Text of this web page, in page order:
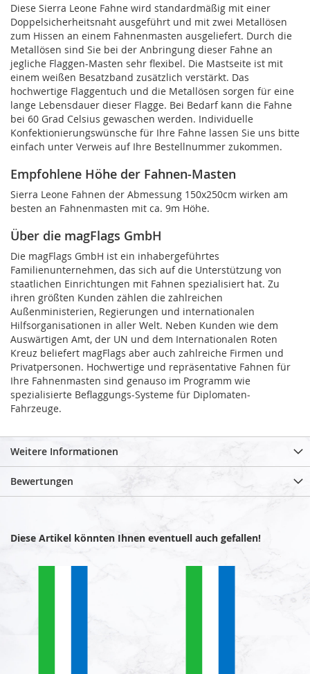
Diese Sierra Leone Fahne wird standardmäßig mit einer
Doppelsicherheitsnaht ausgeführt und mit zwei Metallösen
zum Hissen an einem Fahnenmasten ausgeliefert. Durch die
Metallösen sind Sie bei der Anbringung dieser Fahne an
jegliche Flaggen-Masten sehr flexibel. Die Mastseite ist mit
einem weißen Besatzband zusätzlich verstärkt. Das
hochwertige Flaggentuch und die Metallösen sorgen für eine
lange Lebensdauer dieser Flagge. Bei Bedarf kann die Fahne
bei 60 Grad Celsius gewaschen werden. Individuelle
Konfektionierungswünsche für Ihre Fahne lassen Sie uns bitte
einfach unter Verweis auf Ihre Bestellnummer zukommen.
Empfohlene Höhe der Fahnen-Masten
Sierra Leone Fahnen der Abmessung 150x250cm wirken am
besten an Fahnenmasten mit ca. 9m Höhe.
Über die magFlags GmbH
Die magFlags GmbH ist ein inhabergeführtes
Familienunternehmen, das sich auf die Unterstützung von
staatlichen Einrichtungen mit Fahnen spezialisiert hat. Zu
ihren größten Kunden zählen die zahlreichen
Außenministerien, Regierungen und internationalen
Hilfsorganisationen in aller Welt. Neben Kunden wie dem
Auswärtigen Amt, der UN und dem Internationalen Roten
Kreuz beliefert magFlags aber auch zahlreiche Firmen und
Privatpersonen. Hochwertige und repräsentative Fahnen für
Ihre Fahnenmasten sind genauso im Programm wie
spezialisierte Beflaggungs-Systeme für Diplomaten-
Fahrzeuge.
Weitere Informationen
Bewertungen
Diese Artikel könnten Ihnen eventuell auch gefallen!